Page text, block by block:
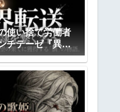
使い捨て労働者
テーゼ『異世
公開